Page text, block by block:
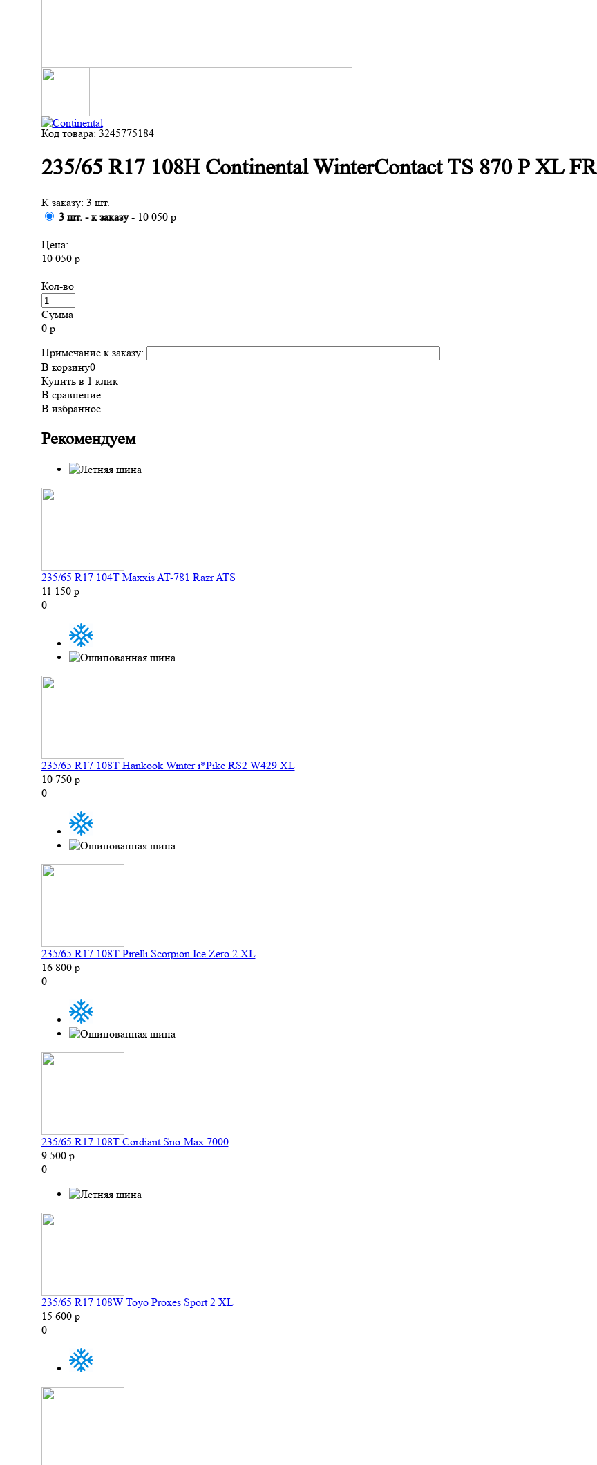
Код товара: 3245775184
235/65 R17 108H Continental WinterContact TS 870 P XL FR
К заказу: 3 шт.
3 шт. - к заказу- 10 050 р
Цена:
10 050 р
Кол-во
Сумма
0р
Примечание к заказу:
В корзину0
Купить в 1 клик
В сравнение
В избранное
Рекомендуем
235/65 R17 104T Maxxis AT-781 Razr ATS
11 150 р
0
235/65 R17 108T Hankook Winter i*Pike RS2 W429 XL
10 750 р
0
235/65 R17 108T Pirelli Scorpion Ice Zero 2 XL
16 800 р
0
235/65 R17 108T Cordiant Sno-Max 7000
9 500 р
0
235/65 R17 108W Toyo Proxes Sport 2 XL
15 600 р
0